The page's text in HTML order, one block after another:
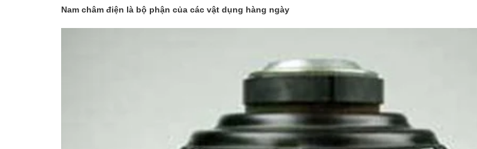
Nam châm điện là bộ phận của các vật dụng hàng ngày